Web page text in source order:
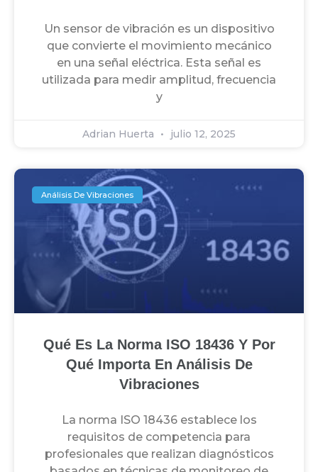
Un sensor de vibración es un dispositivo
que convierte el movimiento mecánico
en una señal eléctrica. Esta señal es
utilizada para medir amplitud, frecuencia
y
Adrian Huerta julio 12, 2025
Análisis De Vibraciones
Qué Es La Norma ISO 18436 Y Por
Qué Importa En Análisis De
Vibraciones
La norma ISO 18436 establece los
requisitos de competencia para
profesionales que realizan diagnósticos